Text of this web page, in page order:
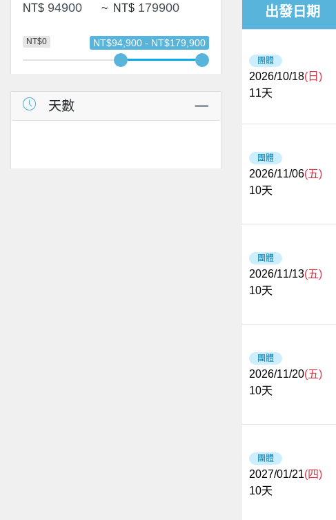
NT$ ~ NT$
NT$0 NT$94,900 - NT$179,900
天數
出發日期
團體
2026/10/18(日)
11天
團體
2026/11/06(五)
10天
團體
2026/11/13(五)
10天
團體
2026/11/20(五)
10天
團體
2027/01/21(四)
10天